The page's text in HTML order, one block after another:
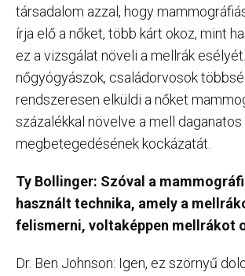
társadalom azzal, hogy
írja elő a nőket, több kárt okoz, mint
ez a vizsgálat növeli a mellrák
nőgyógyászok, családorvosok
rendszeresen elküldi a nőket
százalékkal növelve a mell daganatos
megbetegedésének kockázatát.
Ty Bollinger: Szóval a
használt technika, amely a
felismerni, voltaképpen mellrákot
Dr. Ben Johnson: Igen, ez szörnyű